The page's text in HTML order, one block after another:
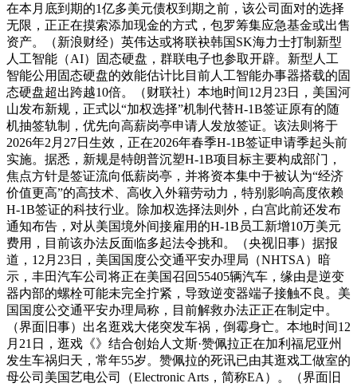
在本月底到期的1亿多美元债权到期之前，该公司面对的选择
无限，正正在摸索添加现金的方式，包罗筹集应急基金或出售
资产。（新浪财经）英伟达或将联袂韩国SK海力士打制新型
人工智能（AI）固态硬盘，群联电子也参取开辟。新型人工
智能公用固态硬盘的效能估计比目前人工智能办事器搭载的固
态硬盘超出跨越10倍。（财联社）本地时间12月23日，美国河
山发布新规，正式以“加权选择”机制代替H-1B签证原有的随
机抽签轨制，优先向高薪岗亭申请人发放签证。该法则将于
2026年2月27日生效，正在2026年春季H-1B签证申请季起头前
实施。据悉，新规是特朗普沉塑H-1B项目标主要构成部门，
焦点方针是签证流向低薪岗亭，并将资本集中于被认为“经济
价值更高”的高技术、高收入外籍劳动力，特别影响高度依赖
H-1B签证的科技行业。除加权选择法则外，白宫此前还发布
通知布告，对从美国境外间接雇用的H-1B员工新增10万美元
费用，目前该办法反面临多起法令挑和。（央视旧事）据报
道，12月23日，美国国度公交通平安办理局（NHTSA）暗
示，丰田汽车公司将正在美国召回55405辆汽车，缘由是逆变
器内部的螺栓可能未完全拧紧，导致逆变器端子接触不良。美
国国度公交通平安办理局称，目前解救办法正正在制定中。
（界面旧事）出名逛戏大佬突发车祸，倒霉身亡。本地时间12
月21日，逛戏《》结合创始人文斯·赞佩拉正在加利福尼亚州
发生车祸归天，常年55岁。赞佩拉的死讯已由其逛戏工做室的
母公司美国艺电公司（Electronic Arts，简称EA）。（界面旧